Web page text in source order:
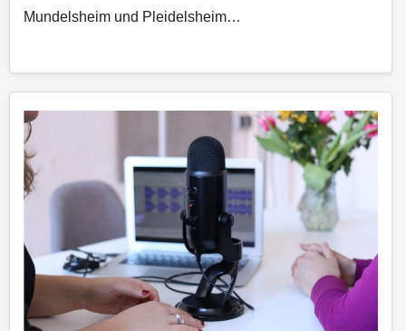
Mundelsheim und Pleidelsheim…